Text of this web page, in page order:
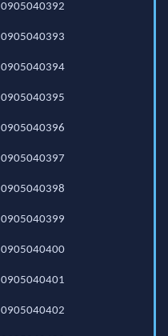
0905040392
0905040393
0905040394
0905040395
0905040396
0905040397
0905040398
0905040399
0905040400
0905040401
0905040402